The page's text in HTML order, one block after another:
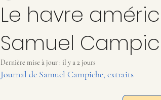
Le havre
Samuel
Dernière mise à jour : il y a 2 jours
Journal de Samuel Campiche, extraits